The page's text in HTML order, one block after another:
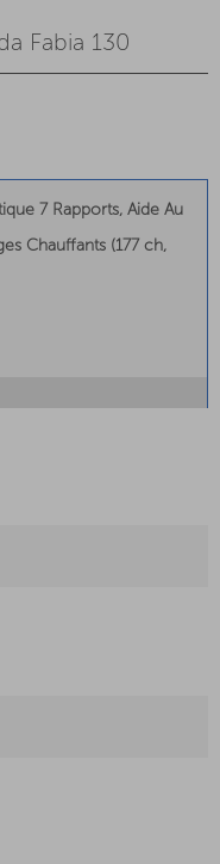
Fabia 130
7 Rapports, Aide Au
Chauffants (177 ch,